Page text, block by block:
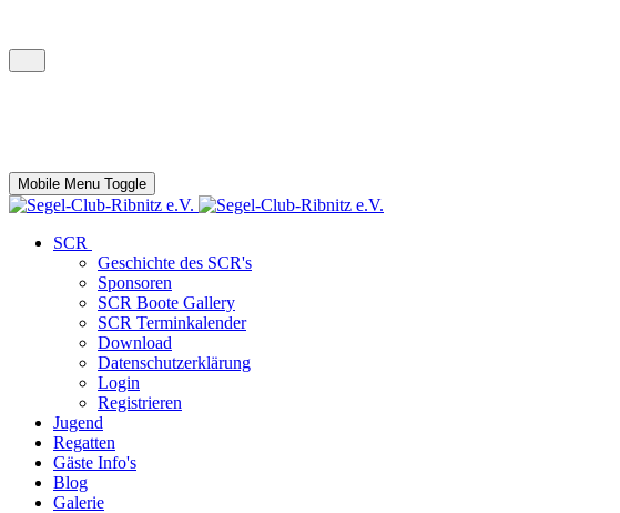
Mobile Menu Toggle
SCR
Geschichte des SCR's
Sponsoren
SCR Boote Gallery
SCR Terminkalender
Download
Datenschutzerklärung
Login
Registrieren
Jugend
Regatten
Gäste Info's
Blog
Galerie